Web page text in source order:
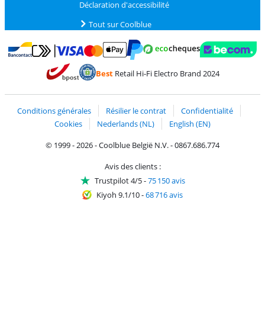
Déclaration d'accessibilité
Tout sur Coolblue
Payer avec Bancontact
Payer avec MasterCard et Visa via ClickToPay
BestRetail Hi-Fi Electro Brand 2024
Conditions générales Résilier le contrat
Confidentialité
Cookies
Nederlands (NL)
English (EN)
© 1999 - 2026 - Coolblue België N.V. - 0867.686.774
Avis des clients :
Trustpilot 4/5-75 150 avis
Kiyoh 9.1/10-68 716 avis